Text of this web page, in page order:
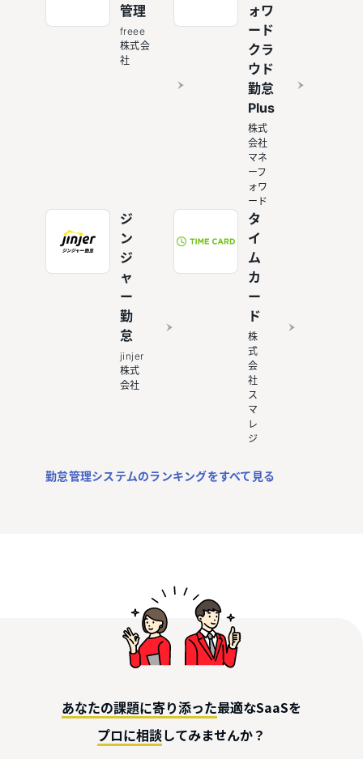
管理
freee
株式会
社
ォワ
ード
クラ
ウド
勤怠
Plus
株式
会社
マネ
ーフ
ォワ
ード
ジ
ン
ジ
ャ
ー
勤
怠
jinjer
株式
会社
タ
イ
ム
カ
ー
ド
株
式
会
社
ス
マ
レ
ジ
勤怠管理システムのランキングをすべて見る
あなたの課題に寄り添った最適なSaaSを
プロに相談してみませんか？